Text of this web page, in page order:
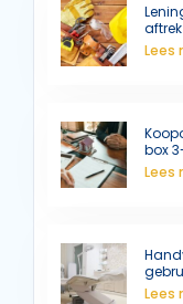
Lees
box
Lees
Lees